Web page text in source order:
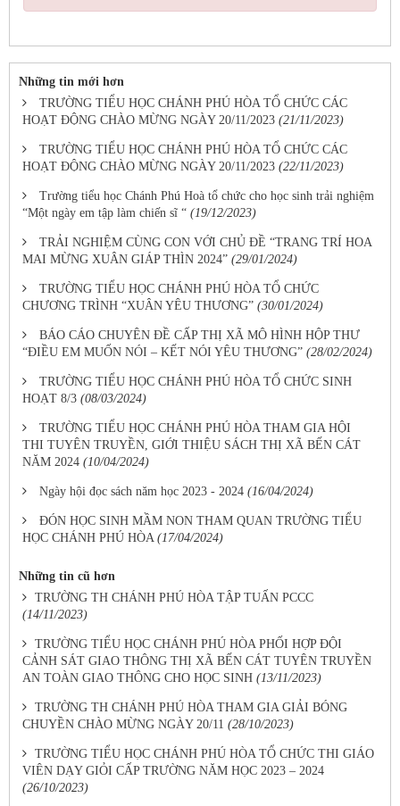
Những tin mới hơn
TRƯỜNG TIỂU HỌC CHÁNH PHÚ HÒA TỔ CHỨC CÁC
HOẠT ĐỘNG CHÀO MỪNG NGÀY 20/11/2023 (21/11/2023)
TRƯỜNG TIỂU HỌC CHÁNH PHÚ HÒA TỔ CHỨC CÁC
HOẠT ĐỘNG CHÀO MỪNG NGÀY 20/11/2023 (22/11/2023)
Trường tiểu học Chánh Phú Hoà tổ chức cho học sinh trải nghiệm
“Một ngày em tập làm chiến sĩ “ (19/12/2023)
TRẢI NGHIỆM CÙNG CON VỚI CHỦ ĐỀ “TRANG TRÍ HOA
MAI MỪNG XUÂN GIÁP THÌN 2024” (29/01/2024)
TRƯỜNG TIỂU HỌC CHÁNH PHÚ HÒA TỔ CHỨC
CHƯƠNG TRÌNH “XUÂN YÊU THƯƠNG” (30/01/2024)
BÁO CÁO CHUYÊN ĐỀ CẤP THỊ XÃ MÔ HÌNH HỘP THƯ
“ĐIỀU EM MUỐN NÓI – KẾT NÓI YÊU THƯƠNG” (28/02/2024)
TRƯỜNG TIỂU HỌC CHÁNH PHÚ HÒA TỔ CHỨC SINH
HOẠT 8/3 (08/03/2024)
TRƯỜNG TIỂU HỌC CHÁNH PHÚ HÒA THAM GIA HỘI
THI TUYÊN TRUYỀN, GIỚI THIỆU SÁCH THỊ XÃ BẾN CÁT
NĂM 2024 (10/04/2024)
Ngày hội đọc sách năm học 2023 - 2024 (16/04/2024)
ĐÓN HỌC SINH MẦM NON THAM QUAN TRƯỜNG TIỂU
HỌC CHÁNH PHÚ HÒA (17/04/2024)
Những tin cũ hơn
TRƯỜNG TH CHÁNH PHÚ HÒA TẬP TUẤN PCCC
(14/11/2023)
TRƯỜNG TIỂU HỌC CHÁNH PHÚ HÒA PHỐI HỢP ĐỘI
CẢNH SÁT GIAO THÔNG THỊ XÃ BẾN CÁT TUYÊN TRUYỀN
AN TOÀN GIAO THÔNG CHO HỌC SINH (13/11/2023)
TRƯỜNG TH CHÁNH PHÚ HÒA THAM GIA GIẢI BÓNG
CHUYỀN CHÀO MỪNG NGÀY 20/11 (28/10/2023)
TRƯỜNG TIỂU HỌC CHÁNH PHÚ HÒA TỔ CHỨC THI GIÁO
VIÊN DẠY GIỎI CẤP TRƯỜNG NĂM HỌC 2023 – 2024
(26/10/2023)